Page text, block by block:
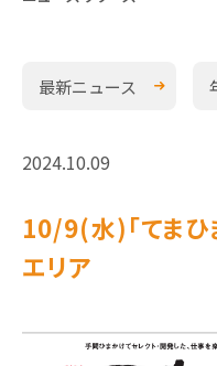
最新ニュース
2024.10.09
10/9(水)｢てまひ
エリア